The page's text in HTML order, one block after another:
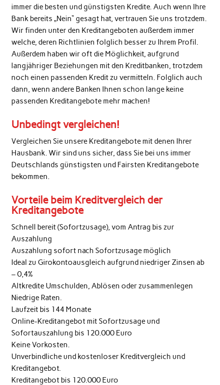
immer die besten und günstigsten Kredite. Auch wenn Ihre
Bank bereits „Nein“ gesagt hat, vertrauen Sie uns trotzdem.
Wir finden unter den Kreditangeboten außerdem immer
welche, deren Richtlinien folglich besser zu Ihrem Profil.
Außerdem haben wir oft die Möglichkeit, aufgrund
langjähriger Beziehungen mit den Kreditbanken, trotzdem
noch einen passenden Kredit zu vermitteln. Folglich auch
dann, wenn andere Banken Ihnen schon lange keine
passenden Kreditangebote mehr machen!
Unbedingt vergleichen!
Vergleichen Sie unsere Kreditangebote mit denen Ihrer
Hausbank. Wir sind uns sicher, dass Sie bei uns immer
Deutschlands günstigsten und Fairsten Kreditangebote
bekommen.
Vorteile beim Kreditvergleich der
Kreditangebote
Schnell bereit (Sofortzusage), vom Antrag bis zur
Auszahlung
Auszahlung sofort nach Sofortzusage möglich
Ideal zu Girokontoausgleich aufgrund niedriger Zinsen ab
– 0,4%
Altkredite Umschulden, Ablösen oder zusammenlegen
Niedrige Raten.
Laufzeit bis 144 Monate
Online-Kreditangebot mit Sofortzusage und
Sofortauszahlung bis 120.000 Euro
Keine Vorkosten.
Unverbindliche und kostenloser Kreditvergleich und
Kreditangebot.
Kreditangebot bis 120.000 Euro